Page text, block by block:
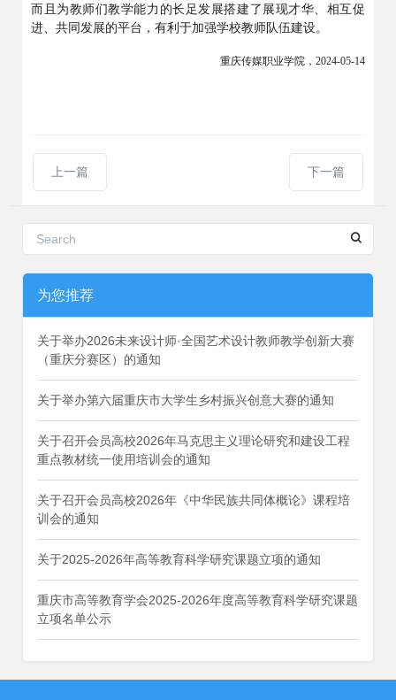
而且为教师们教学能力的长足发展搭建了展现才华、相互促
进、共同发展的平台，有利于加强学校教师队伍建设。
重庆传媒职业学院， 2024-05-14
上一篇 下一篇
为您推荐
关于举办2026未来设计师·全国艺术设计教师教学创新大赛
（重庆分赛区）的通知
关于举办第六届重庆市大学生乡村振兴创意大赛的通知
关于召开会员高校2026年马克思主义理论研究和建设工程
重点教材统一使用培训会的通知
关于召开会员高校2026年《中华民族共同体概论》课程培
训会的通知
关于2025-2026年高等教育科学研究课题立项的通知
重庆市高等教育学会2025-2026年度高等教育科学研究课题
立项名单公示